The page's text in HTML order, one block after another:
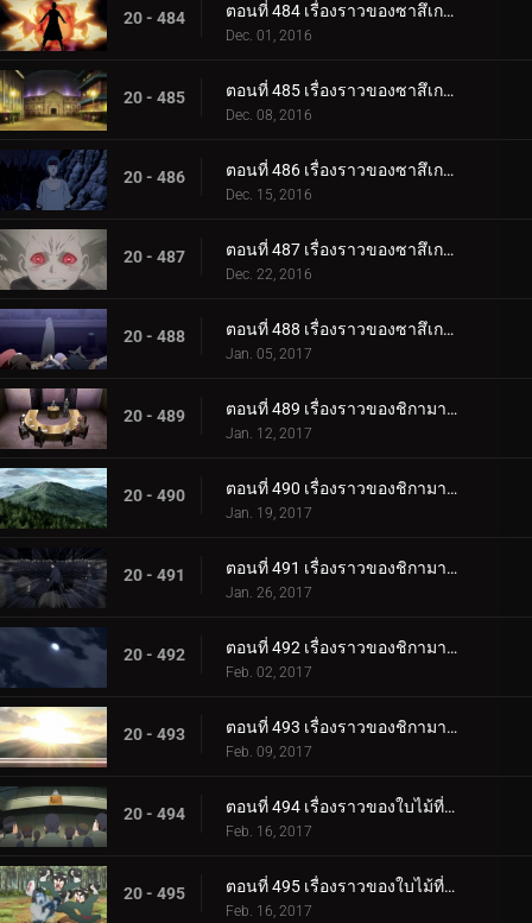
20 - 484 ตอนที่ 484 เรื่องราวของซาสึเกะ ซันไรส์ ตอนที่ 1 มนุษย์ระเบิด
Dec. 01, 2016
20 - 485 ตอนที่ 485 เรื่องราวของซาสึเกะ พระอาทิตย์ขึ้น ตอนที่ 2: โคลอสเซียม
Dec. 08, 2016
20 - 486 ตอนที่ 486 เรื่องราวของซาสึเกะ พระอาทิตย์ขึ้น ตอนที่ 3 ฟูชิน
Dec. 15, 2016
20 - 487 ตอนที่ 487 เรื่องราวของซาสึเกะ พระอาทิตย์ขึ้น ตอนที่ 4: เคตสึริวกัน
Dec. 22, 2016
20 - 488 ตอนที่ 488 เรื่องราวของซาสึเกะ พระอาทิตย์ขึ้น ตอนที่ 5: สิ่งสุดท้าย
Jan. 05, 2017
20 - 489 ตอนที่ 489 เรื่องราวของชิกามารุ เมฆล่องลอยในความมืดอันเงียบสงบ ตอนที่ 1: สถานการณ์
Jan. 12, 2017
20 - 490 ตอนที่ 490 เรื่องราวของชิกามารุ เมฆล่องลอยในความมืดอันเงียบสงบ ตอนที่ 2 เมฆดำ
Jan. 19, 2017
20 - 491 ตอนที่ 491 เรื่องราวของชิกามารุ เมฆล่องลอยไปในความมืดอันเงียบสงบ ตอนที่ 3: ความประมาท
Jan. 26, 2017
20 - 492 ตอนที่ 492 เรื่องราวของชิกามารุ เมฆล่องลอยในความมืดอันเงียบสงบ ตอนที่ 4: เมฆแห่งความสงสัย
Feb. 02, 2017
20 - 493 ตอนที่ 493 เรื่องราวของชิกามารุ เมฆล่องลอยในความมืดอันเงียบสงบ ตอนที่ 5 รุ่งอรุณ
Feb. 09, 2017
20 - 494 ตอนที่ 494 เรื่องราวของใบไม้ที่ซ่อนอยู่ วันที่สมบูรณ์แบบสำหรับงานแต่งงาน ตอนที่ 1 งานแต่งงานของนารูโตะ
Feb. 16, 2017
20 - 495 ตอนที่ 495 เรื่องราวของใบไม้ที่ซ่อนอยู่ วันที่สมบูรณ์แบบสำหรับงานแต่งงาน ตอนที่ 2: ของขวัญแต่งงานที่เต็มเปี่ยมไปด้วยพลัง
Feb. 16, 2017